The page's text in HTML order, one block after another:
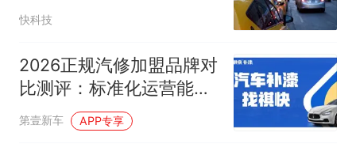
赖了
快科技
2026正规汽修加盟品牌对
比测评：标准化运营能力
哪家更专业
第壹新车 APP专享